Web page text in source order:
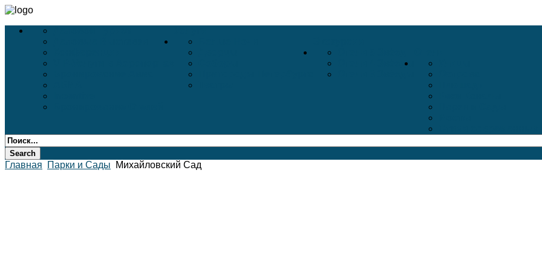
Отели 4 Звёзды
Главная Парки и Сады Михайловский Сад